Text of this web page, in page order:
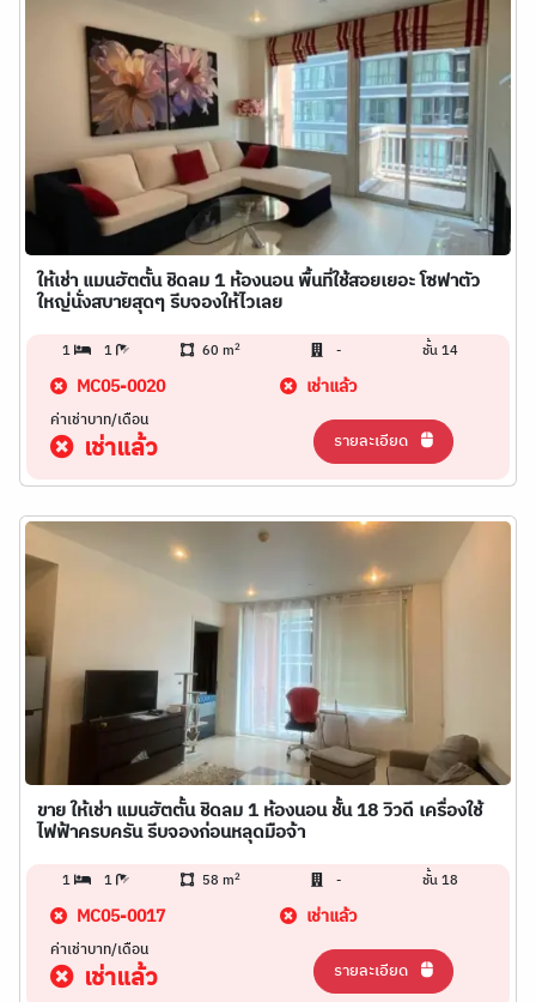
ให้เช่า แมนฮัตตั้น ชิดลม 1 ห้องนอน พื้นที่ใช้สอยเยอะ โซฟาตัว
ใหญ่นั่งสบายสุดๆ รีบจองให้ไวเลย
1 1 60 m2 - ชั้น 14
MC05-0020 เช่าแล้ว
ค่าเช่าบาท/เดือน
เช่าแล้ว รายละเอียด
ขาย ให้เช่า แมนฮัตตั้น ชิดลม 1 ห้องนอน ชั้น 18 วิวดี เครื่องใช้
ไฟฟ้าครบครัน รีบจองก่อนหลุดมือจ้า
1 1 58 m2 - ชั้น 18
MC05-0017 เช่าแล้ว
ค่าเช่าบาท/เดือน
เช่าแล้ว รายละเอียด